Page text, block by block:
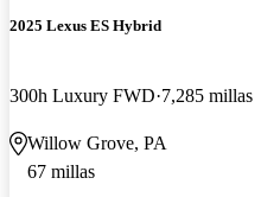
2025 Lexus ES Hybrid
300h Luxury FWD 7,285 millas
Willow Grove, PA
67 millas